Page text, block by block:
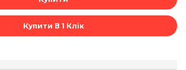
Купити В 1 Клік